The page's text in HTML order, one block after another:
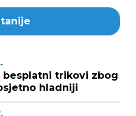
besplatni trikovi zbog
hladniji